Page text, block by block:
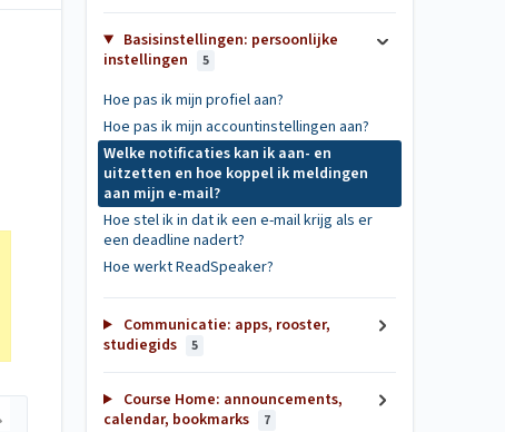
Basisinstellingen: persoonlijke
instellingen
5
Hoe pas ik mijn profiel aan?
Hoe pas ik mijn accountinstellingen aan?
Welke notificaties kan ik aan- en
uitzetten en hoe koppel ik meldingen
aan mijn e-mail?
Hoe stel ik in dat ik een e-mail krijg als er
een deadline nadert?
Hoe werkt ReadSpeaker?
Communicatie: apps, rooster,
studiegids
5
Course Home: announcements,
calendar, bookmarks
7